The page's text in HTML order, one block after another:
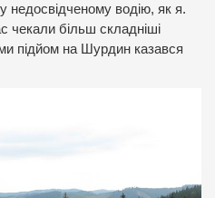
недосвідченому водію, як я.
чекали більш складніші
підйом на Шурдин казався